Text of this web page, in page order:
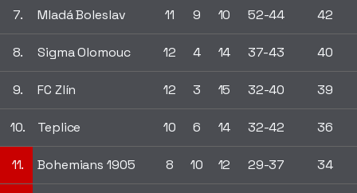
7. Mladá Boleslav 11 9 10 52-44 42
8. Sigma Olomouc 12 4 14 37-43 40
9. FC Zlín 12 3 15 32-40 39
10. Teplice 10 6 14 32-42 36
11. Bohemians 1905 8 10 12 29-37 34